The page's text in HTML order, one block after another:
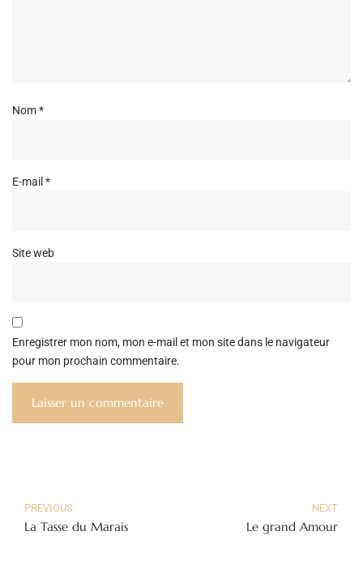
Nom*
E-mail *
Site web
Enregistrer mon nom, mon e-mail et mon site dans le navigateur
pour mon prochain commentaire.
PREVIOUS
La Tasse du Marais
NEXT
Le grand Amour